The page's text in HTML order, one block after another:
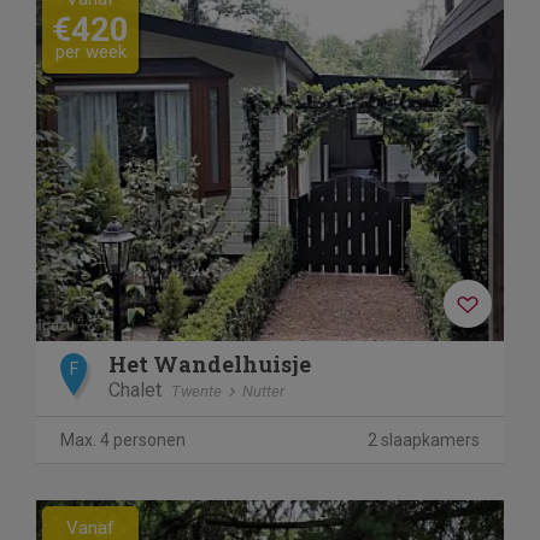
€420
per week
F Het Wandelhuisje
Chalet Twente Nutter
Max. 4 personen 2 slaapkamers
Previous Next
Vanaf